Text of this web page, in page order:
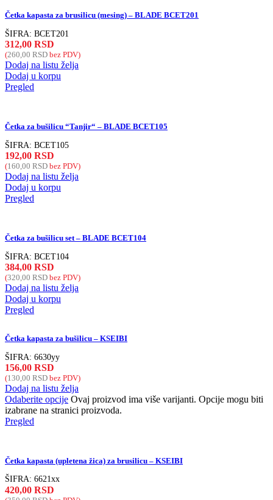
Četka kapasta za brusilicu (mesing) – BLADE BCET201
ŠIFRA: BCET201
312,00 RSD
(260,00 RSD bez PDV)
Dodaj na listu želja
Dodaj u korpu
Pregled
Četka za bušilicu “Tanjir“ – BLADE BCET105
ŠIFRA: BCET105
192,00 RSD
(160,00 RSD bez PDV)
Dodaj na listu želja
Dodaj u korpu
Pregled
Četka za bušilicu set – BLADE BCET104
ŠIFRA: BCET104
384,00 RSD
(320,00 RSD bez PDV)
Dodaj na listu želja
Dodaj u korpu
Pregled
Četka kapasta za bušilicu – KSEIBI
ŠIFRA: 6630yy
156,00 RSD
(130,00 RSD bez PDV)
Dodaj na listu želja
Odaberite opcije Ovaj proizvod ima više varijanti. Opcije mogu biti
izabrane na stranici proizvoda.
Pregled
Četka kapasta (upletena žica) za brusilicu – KSEIBI
ŠIFRA: 6621xx
420,00 RSD